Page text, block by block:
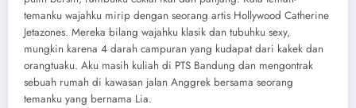
temanku wajahku mirip dengan seorang artis Hollywood Catherine
Jetazones. Mereka bilang wajahku klasik dan tubuhku sexy,
mungkin karena 4 darah campuran yang kudapat dari kakek dan
orangtuaku. Aku masih kuliah di PTS Bandung dan mengontrak
sebuah rumah di kawasan jalan Anggrek bersama seorang
temanku yang bernama Lia.